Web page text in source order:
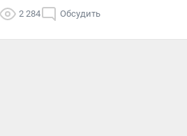
2 284 Обсудить